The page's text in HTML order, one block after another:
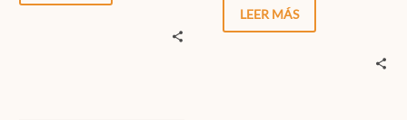
muchas personas, solo
pensar…
LEER MÁS